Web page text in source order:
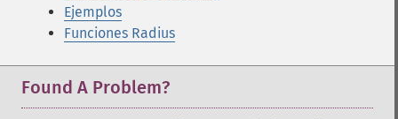
Ejemplos
Funciones Radius
Found A Problem?